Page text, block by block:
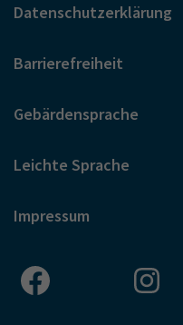
Datenschutzerklärung
Barrierefreiheit
Gebärdensprache
Leichte Sprache
Impressum